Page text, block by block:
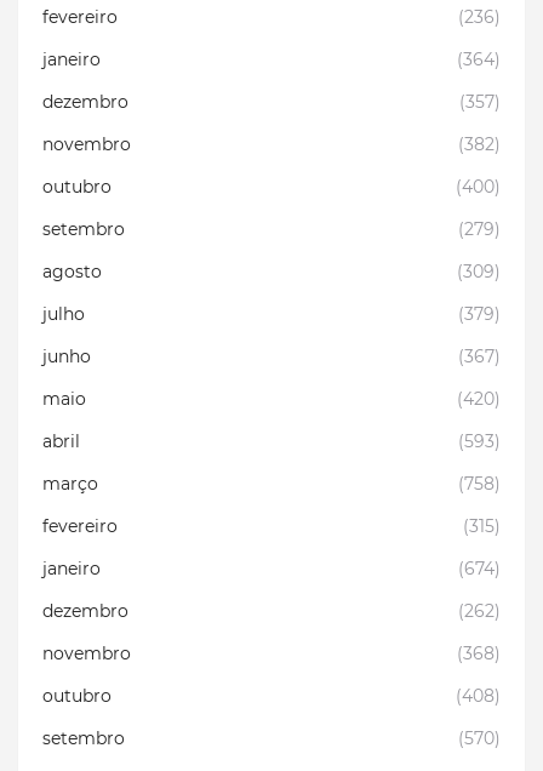
fevereiro
(236)
janeiro
(364)
dezembro
(357)
novembro
(382)
outubro
(400)
setembro
(279)
agosto
(309)
julho
(379)
junho
(367)
maio
(420)
abril
(593)
março
(758)
fevereiro
(315)
janeiro
(674)
dezembro
(262)
novembro
(368)
outubro
(408)
setembro
(570)